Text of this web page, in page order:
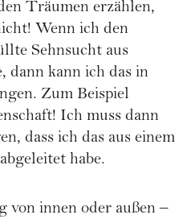
Träumen erzählen,
Wenn ich den
Sehnsucht aus
dann kann ich das in
Zum Beispiel
Ich muss dann
dass ich das aus einem
habe.
von innen oder außen –